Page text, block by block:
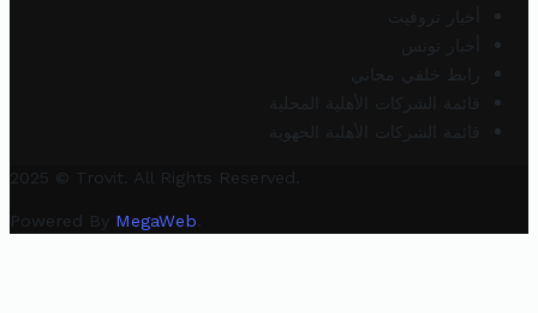
أخبار تروفيت
أخبار تونس
رابط خلفي مجاني
قائمة الشركات الأهلية المحلية
قائمة الشركات الأهلية الجهوية
2025 © Trovit. All Rights Reserved.
Powered By MegaWeb